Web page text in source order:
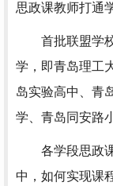
思政课教师打通
首批联盟学校
学，即青岛理工
岛实验高中、青
学、青岛同安路
各学段思政课
中，如何实现课